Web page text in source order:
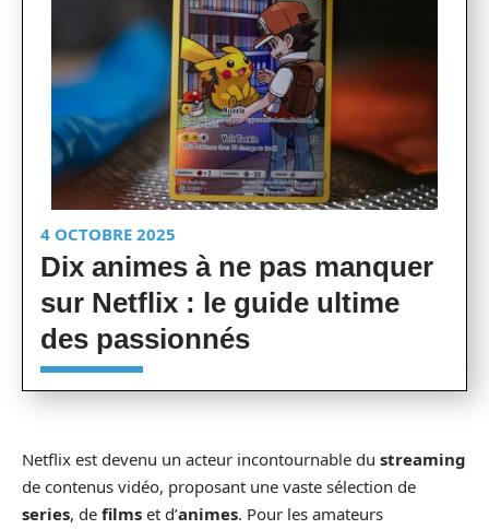
4 OCTOBRE 2025
Dix animes à ne pas manquer
sur Netflix : le guide ultime
des passionnés
Netflix est devenu un acteur incontournable du streaming
de contenus vidéo, proposant une vaste sélection de
series, de films et d’animes. Pour les amateurs